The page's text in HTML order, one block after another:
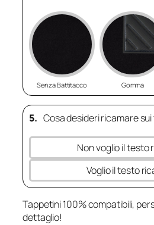
Senza Battitacco Gomma
5. Cosa desideri ricamare
Non voglio il testo
Voglio il testo
Tappetini 100% compatibili,
dettaglio!